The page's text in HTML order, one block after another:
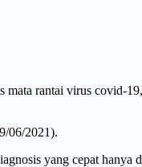
mata rantai virus covid-
06/2021).
yang cepat hanya